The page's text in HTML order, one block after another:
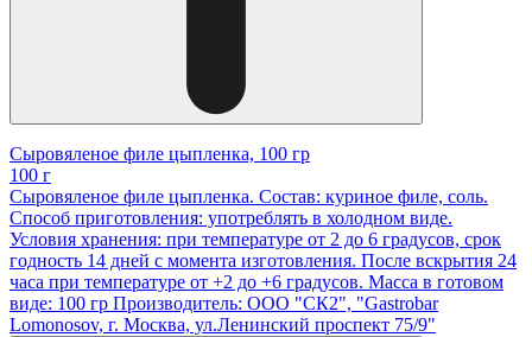
Сыровяленое филе цыпленка, 100 гр
100 г
Сыровяленое филе цыпленка. Состав: куриное филе, соль.
Способ приготовления: употреблять в холодном виде.
Условия хранения: при температуре от 2 до 6 градусов, срок
годность 14 дней с момента изготовления. После вскрытия 24
часа при температуре от +2 до +6 градусов. Масса в готовом
виде: 100 гр Производитель: ООО "СК2", "Gastrobar
Lomonosov, г. Москва, ул.Ленинский проспект 75/9"